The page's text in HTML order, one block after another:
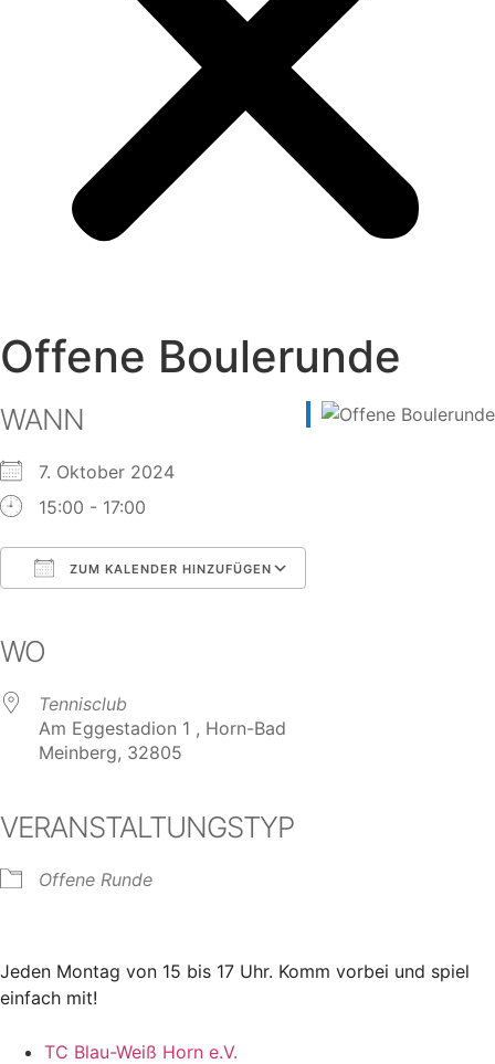
Offene Boulerunde
WANN
7. Oktober 2024
15:00 - 17:00
ZUM KALENDER HINZUFÜGEN
WO
Tennisclub
Am Eggestadion 1 , Horn-Bad
Meinberg, 32805
VERANSTALTUNGSTYP
Offene Runde
Jeden Montag von 15 bis 17 Uhr. Komm vorbei und spiel
einfach mit!
TC Blau-Weiß Horn e.V.